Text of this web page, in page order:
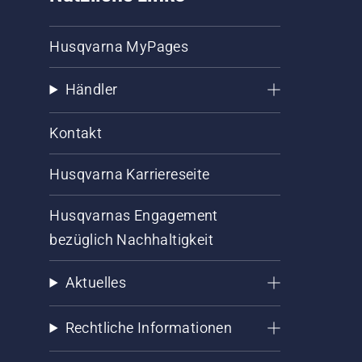
Husqvarna MyPages
Händler
Kontakt
Husqvarna Karriereseite
Husqvarnas Engagement
bezüglich Nachhaltigkeit
Aktuelles
Rechtliche Informationen